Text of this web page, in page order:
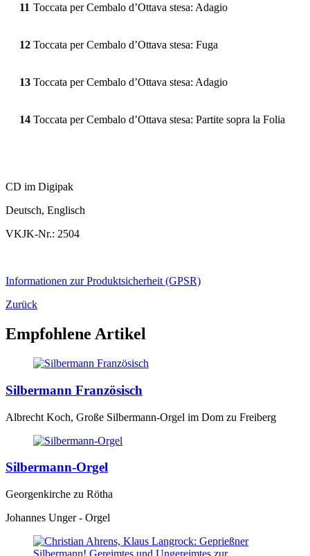
11 Toccata per Cembalo d’Ottava stesa: Adagio
12 Toccata per Cembalo d’Ottava stesa: Fuga
13 Toccata per Cembalo d’Ottava stesa: Adagio
14 Toccata per Cembalo d’Ottava stesa: Partite sopra la Folia
CD im Digipak
Deutsch, Englisch
VKJK-Nr.: 2504
Informationen zur Produktsicherheit (GPSR)
Zurück
Empfohlene Artikel
Silbermann Französisch
Albrecht Koch, Große Silbermann-Orgel im Dom zu Freiberg
Silbermann-Orgel
Georgenkirche zu Rötha
Johannes Unger - Orgel